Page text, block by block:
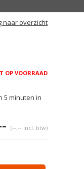
naar overzicht
OP VOORRAAD
5 minuten in
(--,-- Incl. btw)